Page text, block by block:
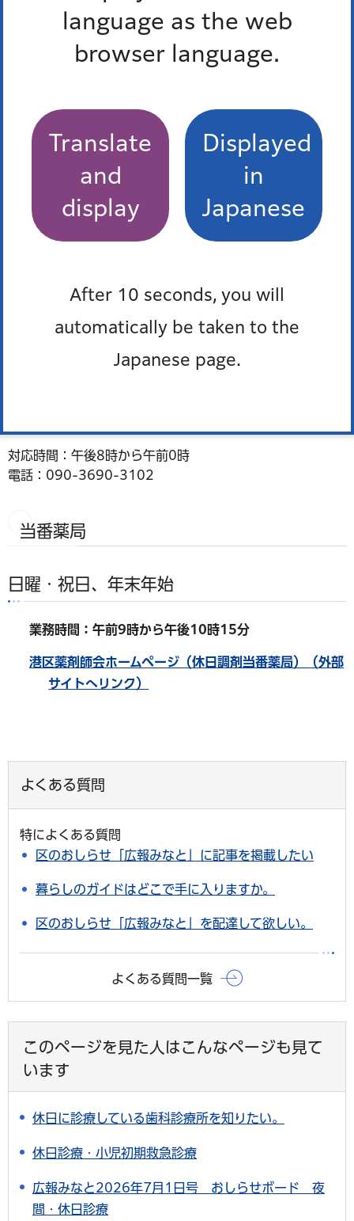
language as the web
browser language.
Translate
and
display
Displayed
in
Japanese
After 10 seconds, you will
automatically be taken to the
Japanese page.
港区休日くすり何でもテレホン
対応時間：午前9時から午後2時
6月7日（日曜）
清水薬局
芝大門二丁目
※港区休日くすり何でもテレホンは令和8年6月末で終了し
日・年末年始）をご利用ください。
対応時間：午後8時から午前0時
電話：090-3690-3102
当番薬局
日曜・祝日、年末年始
業務時間：午前9時から午後10時15分
港区薬剤師会ホームページ（休日調剤当番薬局）（外部
サイトへリンク）
よくある質問
特によくある質問
区のおしらせ「広報みなと」に記事を掲載したい
暮らしのガイドはどこで手に入りますか。
区のおしらせ「広報みなと」を配達して欲しい。
よくある質問一覧
このページを見た人はこんなページも見て
います
休日に診療している歯科診療所を知りたい。
休日診療・小児初期救急診療
広報みなと2026年7月1日号 おしらせボード 夜
間・休日診療